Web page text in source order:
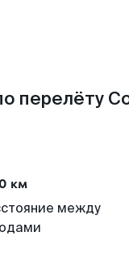
перелёту
км
между